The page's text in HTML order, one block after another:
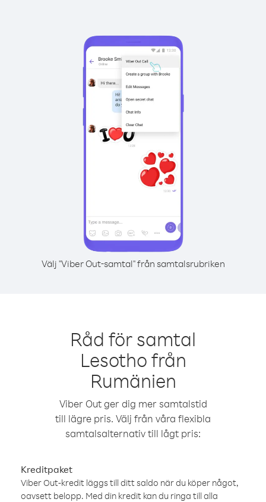
Välj "Viber Out-samtal" från samtalsrubriken
Råd för samtal
Lesotho från
Rumänien
Viber Out ger dig mer samtalstid
till lägre pris. Välj från våra flexibla
samtalsalternativ till lågt pris:
Kreditpaket
Viber Out-kredit läggs till ditt saldo när du köper något,
oavsett belopp. Med din kredit kan du ringa till alla